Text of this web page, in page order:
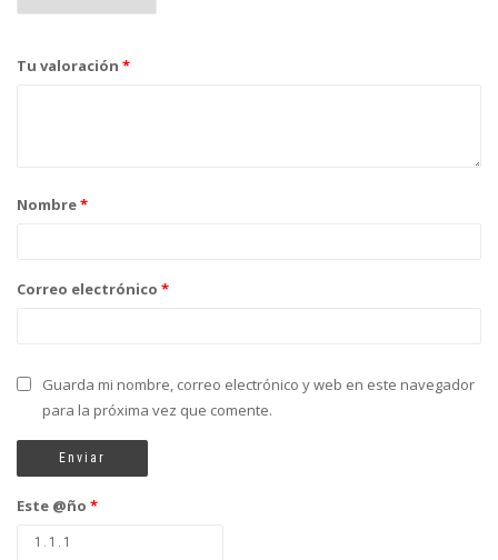
Tu valoración *
Nombre*
Correo electrónico *
Guarda mi nombre, correo electrónico y web en este navegador
para la próxima vez que comente.
Este @ño *